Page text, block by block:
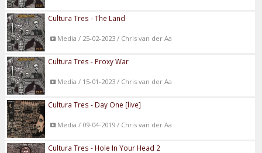
Cultura Tres - The Land
Media / 25-02-2023 / Chris van der Aa
Cultura Tres - Proxy War
Media / 15-01-2023 / Chris van der Aa
Cultura Tres - Day One [live]
Media / 09-04-2019 / Chris van der Aa
Cultura Tres - Hole In Your Head 2